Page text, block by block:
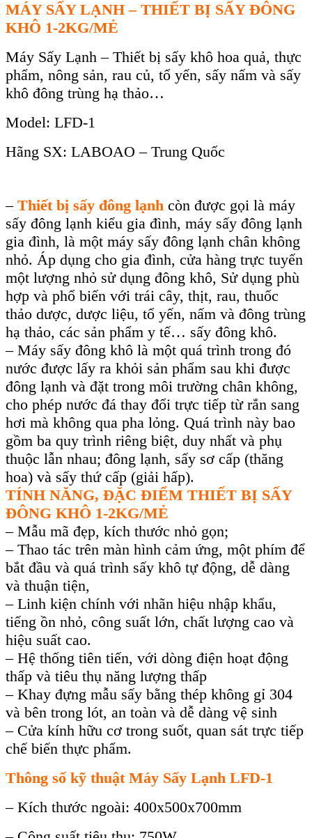
MÁY SẤY LẠNH – THIẾT BỊ SẤY ĐÔNG
KHÔ 1-2KG/MẺ
Máy Sấy Lạnh – Thiết bị sấy khô hoa quả, thực
phẩm, nông sản, rau củ, tổ yến, sấy nấm và sấy
khô đông trùng hạ thảo…
Model: LFD-1
Hãng SX: LABOAO – Trung Quốc
– Thiết bị sấy đông lạnh còn được gọi là máy
sấy đông lạnh kiểu gia đình, máy sấy đông lạnh
gia đình, là một máy sấy đông lạnh chân không
nhỏ. Áp dụng cho gia đình, cửa hàng trực tuyến
một lượng nhỏ sử dụng đông khô, Sử dụng phù
hợp và phổ biến với trái cây, thịt, rau, thuốc
thảo dược, dược liệu, tổ yến, nấm và đông trùng
hạ thảo, các sản phẩm y tế… sấy đông khô.
– Máy sấy đông khô là một quá trình trong đó
nước được lấy ra khỏi sản phẩm sau khi được
đông lạnh và đặt trong môi trường chân không,
cho phép nước đá thay đổi trực tiếp từ rắn sang
hơi mà không qua pha lỏng. Quá trình này bao
gồm ba quy trình riêng biệt, duy nhất và phụ
thuộc lẫn nhau; đông lạnh, sấy sơ cấp (thăng
hoa) và sấy thứ cấp (giải hấp).
TÍNH NĂNG, ĐẶC ĐIỂM THIẾT BỊ SẤY
ĐÔNG KHÔ 1-2KG/MẺ
– Mẫu mã đẹp, kích thước nhỏ gọn;
–Thao tác trên màn hình cảm ứng, một phím để
bắt đầu và quá trình sấy khô tự động, dễ dàng
và thuận tiện,
–Linh kiện chính với nhãn hiệu nhập khẩu,
tiếng ồn nhỏ, công suất lớn, chất lượng cao và
hiệu suất cao.
–Hệ thống tiên tiến, với dòng điện hoạt động
thấp và tiêu thụ năng lượng thấp
–Khay đựng mẫu sấy bằng thép không gỉ 304
và bên trong lót, an toàn và dễ dàng vệ sinh
–Cửa kính hữu cơ trong suốt, quan sát trực tiếp
chế biến thực phẩm.
Thông số kỹ thuật Máy Sấy Lạnh LFD-1
– Kích thước ngoài: 400x500x700mm